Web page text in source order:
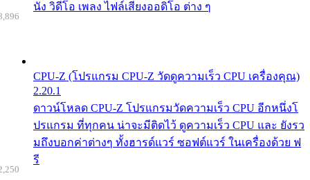
นัง วิดีโอ เพลง ไฟล์เสียงออดิโอ ต่าง ๆ
CPU-Z (โปรแกรม CPU-Z วัดดูความเร็ว CPU เครื่องคุณ)
2.20.1
ดาวน์โหลด CPU-Z โปรแกรมวัดความเร็ว CPU อีกหนึ่งโ
ปรแกรม ที่ทุกคน น่าจะมีติดไว้ ดูความเร็ว CPU และ ยังรว
มถึงบอกค่าต่างๆ ทั้งฮารด์แวร์ ซอฟต์แวร์ ในเครื่องด้วย ฟ
รี